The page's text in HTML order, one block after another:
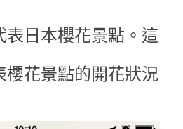
表日本櫻花景點。這
櫻花景點的開花狀況